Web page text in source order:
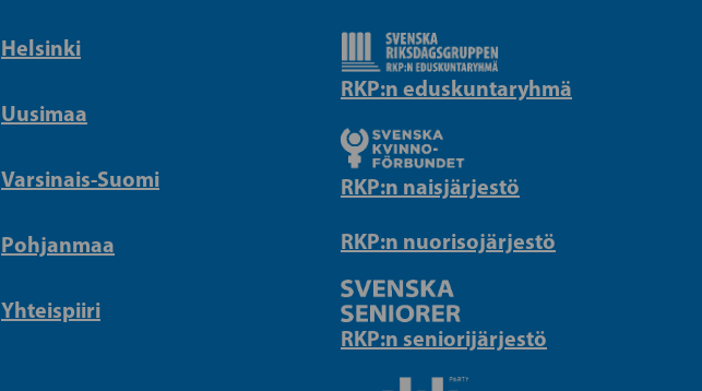
Helsinki
Uusimaa
Varsinais-Suomi
Pohjanmaa
Yhteispiiri
RKP:n eduskuntaryhmä
RKP:n naisjärjestö
RKP:n nuorisojärjestö
RKP:n seniorijärjestö